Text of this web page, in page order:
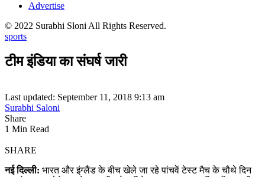
Advertise
© 2022 Surabhi Sloni All Rights Reserved.
sports
टीम इंडिया का संघर्ष जारी
Last updated: September 11, 2018 9:13 am
Surabhi Saloni
Share
1 Min Read
SHARE
नई दिल्ली: भारत और इंग्लैंड के बीच खेले जा रहे पांचवें टेस्ट मैच के चौथे दिन